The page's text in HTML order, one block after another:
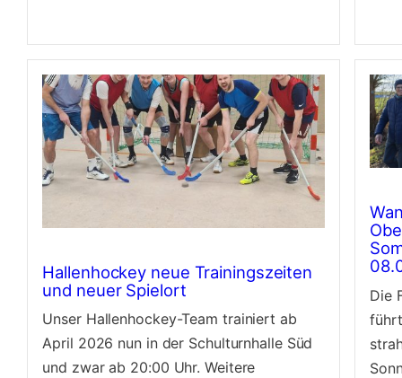
Hallenhockey neue Trainingszeiten
und neuer Spielort
Unser Hallenhockey-Team trainiert ab
April 2026 nun in der Schulturnhalle Süd
und zwar ab 20:00 Uhr. Weitere
Die